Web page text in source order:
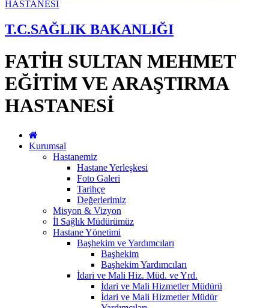
T.C.SAĞLIK BAKANLIĞI
FATİH SULTAN MEHMET
EĞİTİM VE ARAŞTIRMA
HASTANESİ
Kurumsal
Hastanemiz
Hastane Yerleşkesi
Foto Galeri
Tarihçe
Değerlerimiz
Misyon & Vizyon
İl Sağlık Müdürümüz
Hastane Yönetimi
Başhekim ve Yardımcıları
Başhekim
Başhekim Yardımcıları
İdari ve Mali Hiz. Müd. ve Yrd.
İdari ve Mali Hizmetler Müdürü
İdari ve Mali Hizmetler Müdür